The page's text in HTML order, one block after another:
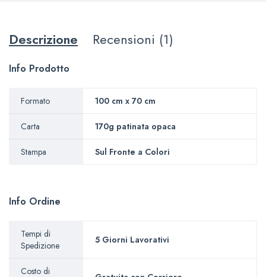
Descrizione Recensioni (1)
Info Prodotto
Formato 100 cm x 70 cm
Carta 170g patinata opaca
Stampa Sul Fronte a Colori
Info Ordine
Tempi di
Spedizione
5 Giorni Lavorativi
Costo di